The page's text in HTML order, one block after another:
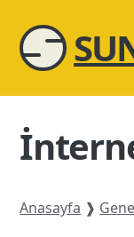
Anasayfa ❱